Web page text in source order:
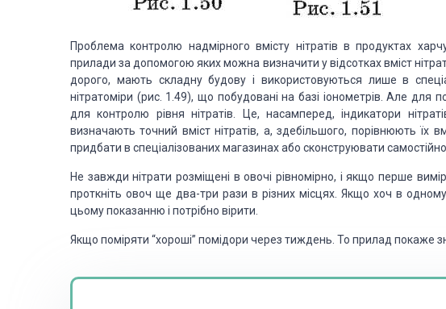
Проблема контролю надмірного вмісту нітратів в продуктах
прилади за допомогою яких можна визначити у відсотках вміст
дорого, мають складну будову і використовуються лише в
нітратоміри (рис. 1.49), що побудовані на базі іонометрів. Але для
для контролю рівня нітратів. Це, насамперед, індикатори
визначають точний вміст нітратів, а, здебільшого, порівнюють
придбати в спеціалізованих магазинах або сконструювати самостійно.
Не завжди нітрати розміщені в овочі рівномірно, і якщо перше
проткніть овоч ще два-три рази в різних місцях. Якщо хоч в
цьому показанню і потрібно вірити.
Якщо поміряти “хороші” помідори через тиждень. То прилад покаже